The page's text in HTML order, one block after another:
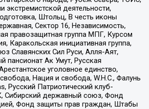
экстремистской деятельности,
Штольц, В честь иконы
Сектор 16, Независимость,
правозащитная группа МПГ, Курсом
Каракольская инициативная группа,
Славянских Сил Руси, Алля-Аят,
пансионат Ак Умут, Русская
уголовное единство,
Нация и свобода, W.H.С., Фалунь
Русский Патриотический клуб-
Сибирский державный союз, Фонд
Фонд защиты прав граждан, Штабы